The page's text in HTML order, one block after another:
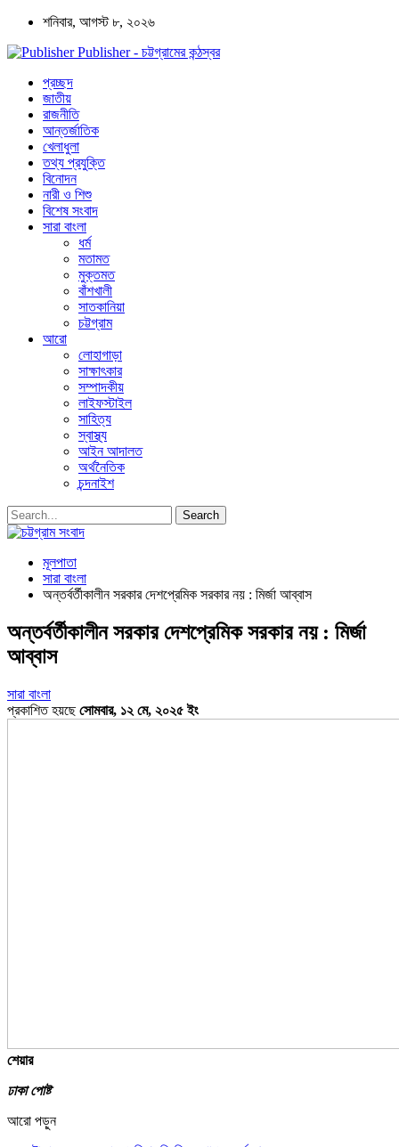
শনিবার, আগস্ট ৮, ২০২৬
Publisher - চট্টগ্রামের কন্ঠস্বর
প্রচ্ছদ
জাতীয়
রাজনীতি
আন্তর্জাতিক
খেলাধুলা
তথ্য প্রযুক্তি
বিনোদন
নারী ও শিশু
বিশেষ সংবাদ
সারা বাংলা
ধর্ম
মতামত
মুক্তমত
বাঁশখালী
সাতকানিয়া
চট্টগ্রাম
আরো
লোহাগাড়া
সাক্ষাৎকার
সম্পাদকীয়
লাইফস্টাইল
সাহিত্য
স্বাস্থ্য
আইন আদালত
অর্থনৈতিক
চন্দনাইশ
মূলপাতা
সারা বাংলা
অন্তর্বর্তীকালীন সরকার দেশপ্রেমিক সরকার নয় : মির্জা আব্বাস
অন্তর্বর্তীকালীন সরকার দেশপ্রেমিক সরকার নয় : মির্জা
আব্বাস
সারা বাংলা
প্রকাশিত হয়ছেসোমবার, ১২ মে, ২০২৫ ইং
শেয়ার
ঢাকা পোষ্ট
আরো পড়ুন